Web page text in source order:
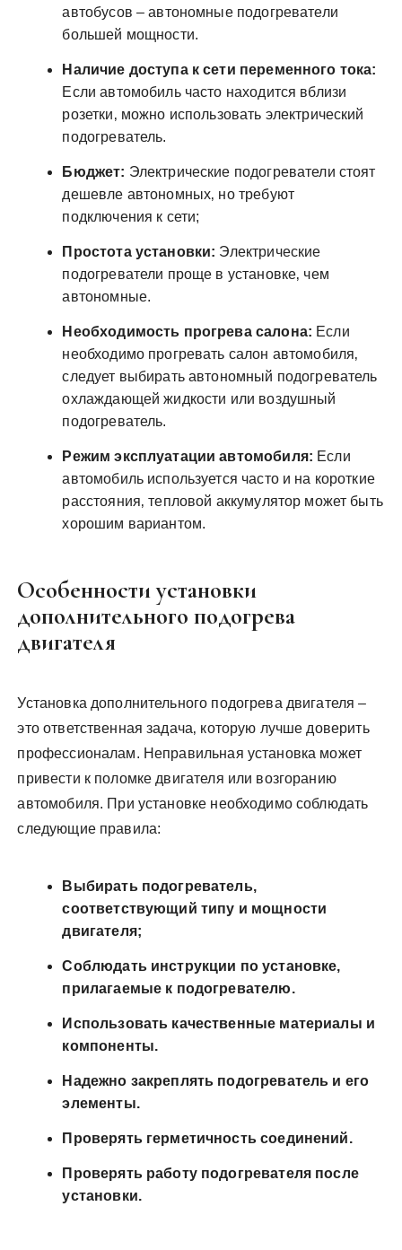
автобусов – автономные подогреватели
большей мощности.
Наличие доступа к сети переменного тока:
Если автомобиль часто находится вблизи
розетки‚ можно использовать электрический
подогреватель.
Бюджет: Электрические подогреватели стоят
дешевле автономных‚ но требуют
подключения к сети;
Простота установки: Электрические
подогреватели проще в установке‚ чем
автономные.
Необходимость прогрева салона: Если
необходимо прогревать салон автомобиля‚
следует выбирать автономный подогреватель
охлаждающей жидкости или воздушный
подогреватель.
Режим эксплуатации автомобиля: Если
автомобиль используется часто и на короткие
расстояния‚ тепловой аккумулятор может быть
хорошим вариантом.
Особенности установки
дополнительного подогрева
двигателя
Установка дополнительного подогрева двигателя –
это ответственная задача‚ которую лучше доверить
профессионалам. Неправильная установка может
привести к поломке двигателя или возгоранию
автомобиля. При установке необходимо соблюдать
следующие правила:
Выбирать подогреватель‚
соответствующий типу и мощности
двигателя;
Соблюдать инструкции по установке‚
прилагаемые к подогревателю.
Использовать качественные материалы и
компоненты.
Надежно закреплять подогреватель и его
элементы.
Проверять герметичность соединений.
Проверять работу подогревателя после
установки.